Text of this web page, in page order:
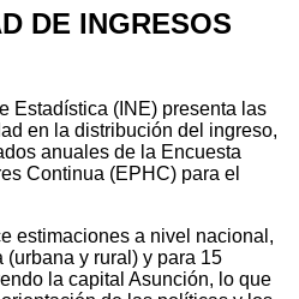
DE INGRESOS
Estadística (INE) presenta las
en la distribución del ingreso,
anuales de la Encuesta
Continua (EPHC) para el
estimaciones a nivel nacional,
(urbana y rural) y para 15
la capital Asunción, lo que